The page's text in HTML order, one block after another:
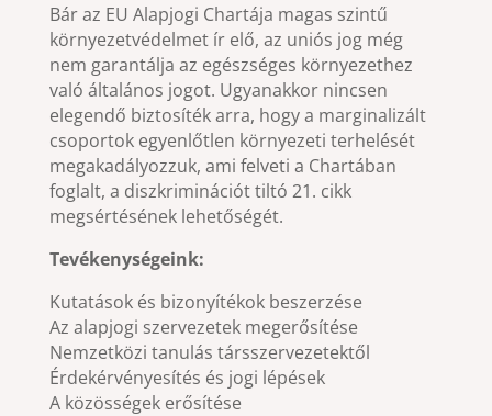
Bár az EU Alapjogi Chartája magas szintű
környezetvédelmet ír elő, az uniós jog még
nem garantálja az egészséges környezethez
való általános jogot. Ugyanakkor nincsen
elegendő biztosíték arra, hogy a marginalizált
csoportok egyenlőtlen környezeti terhelését
megakadályozzuk, ami felveti a Chartában
foglalt, a diszkriminációt tiltó 21. cikk
megsértésének lehetőségét.
Tevékenységeink:
Kutatások és bizonyítékok beszerzése
Az alapjogi szervezetek megerősítése
Nemzetközi tanulás társszervezetektől
Érdekérvényesítés és jogi lépések
A közösségek erősítése